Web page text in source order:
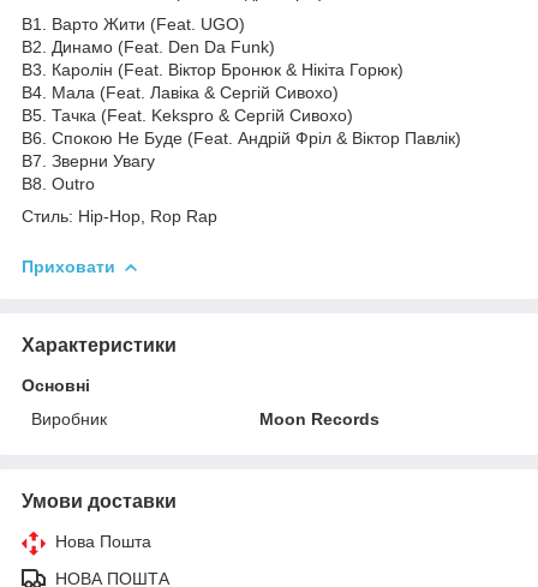
B1. Варто Жити (Feat. UGO)
B2. Динамо (Feat. Den Da Funk)
B3. Каролін (Feat. Віктор Бронюк & Нікіта Горюк)
B4. Мала (Feat. Лавіка & Сергій Сивохо)
B5. Тачка (Feat. Kekspro & Сергій Сивохо)
B6. Спокою Не Буде (Feat. Андрій Фріл & Віктор Павлік)
B7. Зверни Увагу
B8. Outro
Стиль: Hip-Hop, Rop Rap
Приховати
Характеристики
Основні
Виробник
Moon Records
Умови доставки
Нова Пошта
НОВА ПОШТА